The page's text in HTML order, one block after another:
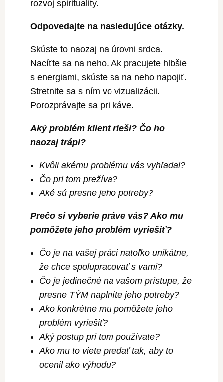
rozvoj spirituality.
Odpovedajte na nasledujúce otázky.
Skúste to naozaj na úrovni srdca.
Nacíťte sa na neho. Ak pracujete hlbšie
s energiami, skúste sa na neho napojiť.
Stretnite sa s ním vo vizualizácii.
Porozprávajte sa pri káve.
Aký problém klient rieši? Čo ho
naozaj trápi?
Kvôli akému problému vás vyhľadal?
Čo pri tom prežíva?
Aké sú presne jeho potreby?
Prečo si vyberie práve vás? Ako mu
pomôžete jeho problém vyriešiť?
Čo je na vašej práci natoľko unikátne,
že chce spolupracovať s vami?
Čo je jedinečné na vašom prístupe, že
presne TÝM naplníte jeho potreby?
Ako konkrétne mu pomôžete jeho
problém vyriešiť?
Aký postup pri tom používate?
Ako mu to viete predať tak, aby to
ocenil ako výhodu?